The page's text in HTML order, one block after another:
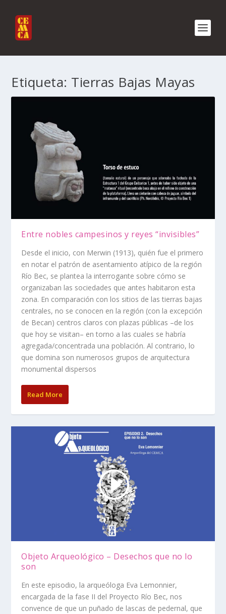
Etiqueta: Tierras Bajas Mayas
Entre nobles campesinos y reyes “invisibles”
Desde el inicio, con Merwin (1913), quién fue el primero
en notar el patrón de asentamiento atípico de la región
Río Bec, se plantea la interrogante sobre cómo se
organizaban las sociedades que antes habitaron esta
zona. En comparación con los sitios de las tierras bajas
centrales, no se conocen en la región (con la excepción
de Becan) centros claros con plazas públicas –de los
que hoy se visitan– en torno a las cuales se habría
agregada/concentrada una población. Al contrario, lo
que domina son numerosos grupos de arquitectura
monumental dispersos
Read More
Objeto Arqueológico – Desechos que no lo
son
En este episodio, la arqueóloga Eva Lemonnier,
encargada de la fase II del Proyecto Río Bec, nos
convence de que un puñado de lascas de pedernal, que